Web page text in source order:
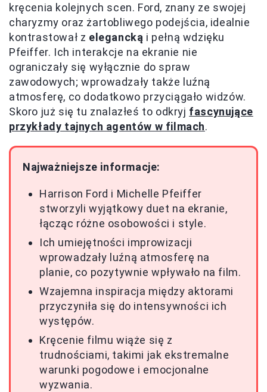
kręcenia kolejnych scen. Ford, znany ze swojej
charyzmy oraz żartobliwego podejścia, idealnie
kontrastował z elegancką i pełną wdzięku
Pfeiffer. Ich interakcje na ekranie nie
ograniczały się wyłącznie do spraw
zawodowych; wprowadzały także luźną
atmosferę, co dodatkowo przyciągało widzów.
Skoro już się tu znalazłeś to odkryj fascynujące
przykłady tajnych agentów w filmach.
Najważniejsze informacje:
Harrison Ford i Michelle Pfeiffer
stworzyli wyjątkowy duet na ekranie,
łącząc różne osobowości i style.
Ich umiejętności improwizacji
wprowadzały luźną atmosferę na
planie, co pozytywnie wpływało na film.
Wzajemna inspiracja między aktorami
przyczyniła się do intensywności ich
występów.
Kręcenie filmu wiąże się z
trudnościami, takimi jak ekstremalne
warunki pogodowe i emocjonalne
wyzwania.